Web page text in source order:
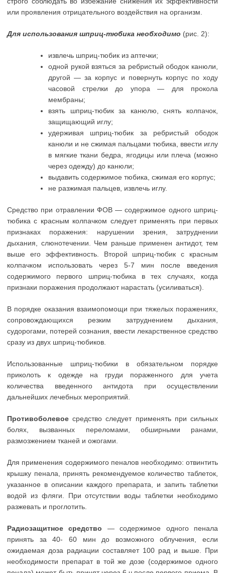
или проявления отрицательного воздействия на организм.
Для использования шприц-тюбика необходимо (рис. 2):
извлечь шприц-тюбик из аптечки;
одной рукой взяться за ребристый ободок канюли,
другой — за корпус и повернуть корпус по ходу
часовой стрелки до упора — для прокола
мембраны;
взять шприц-тюбик за канюлю, снять колпачок,
защищающий иглу;
удерживая шприц-тюбик за ребристый ободок
канюли и не сжимая пальцами тюбика, ввести иглу
в мягкие ткани бедра, ягодицы или плеча (можно
через одежду) до канюли;
выдавить содержимое тюбика, сжимая его корпус;
не разжимая пальцев, извлечь иглу.
Средство при отравлении ФОВ — содержимое одного шприц-
тюбика с красным колпачком следует применять при первых
признаках поражения: нарушении зрения, затруднении
дыхания, слюнотечении. Чем раньше применен антидот, тем
выше его эффективность. Второй шприц-тюбик с красным
колпачком использовать через 5-7 мин после введения
содержимого первого шприц-тюбика в тех случаях, когда
признаки поражения продолжают нарастать (усиливаться).
В порядке оказания взаимопомощи при тяжелых поражениях,
сопровождающихся резким затруднением дыхания,
судорогами, потерей сознания, ввести лекарственное средство
сразу из двух шприц-тюбиков.
Использованные шприц-тюбики в обязательном порядке
приколоть к одежде на груди пораженного для учета
количества введенного антидота при осуществлении
дальнейших лечебных мероприятий.
Противоболевое средство следует применять при сильных
болях, вызванных переломами, обширными ранами,
размозжением тканей и ожогами.
Для применения содержимого пеналов необходимо: отвинтить
крышку пенала, принять рекомендуемое количество таблеток,
указанное в описании каждого препарата, и запить таблетки
водой из фляги. При отсутствии воды таблетки необходимо
разжевать и проглотить.
Радиозащитное средство — содержимое одного пенала
принять за 40- 60 мин до возможного облучения, если
ожидаемая доза радиации составляет 100 рад и выше. При
необходимости препарат в той же дозе (содержимое одного